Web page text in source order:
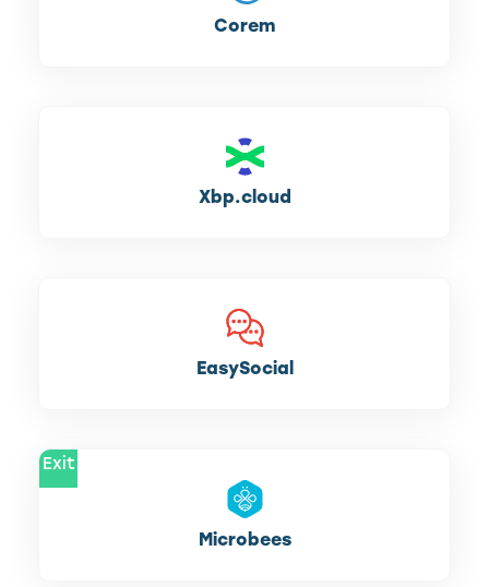
Corem
Xbp.cloud
EasySocial
Microbees
Exit